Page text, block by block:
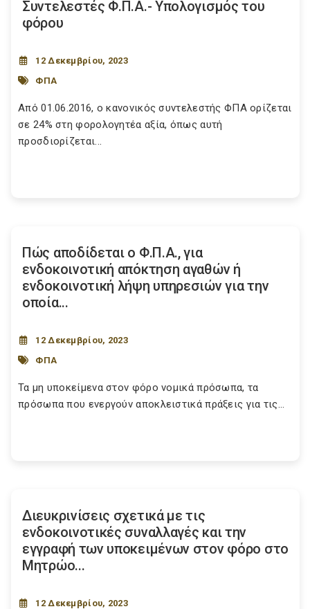
Συντελεστές Φ.Π.Α.- Υπολογισμός του
φόρου
12 Δεκεμβρίου, 2023
ΦΠΑ
Από 01.06.2016, ο κανονικός συντελεστής ΦΠΑ ορίζεται
σε 24% στη φορολογητέα αξία, όπως αυτή
προσδιορίζεται...
Πώς αποδίδεται ο Φ.Π.Α., για
ενδοκοινοτική απόκτηση αγαθών ή
ενδοκοινοτική λήψη υπηρεσιών για την
οποία...
12 Δεκεμβρίου, 2023
ΦΠΑ
Τα μη υποκείμενα στον φόρο νομικά πρόσωπα, τα
πρόσωπα που ενεργούν αποκλειστικά πράξεις για τις...
Διευκρινίσεις σχετικά με τις
ενδοκοινοτικές συναλλαγές και την
εγγραφή των υποκειμένων στον φόρο στο
Μητρώο...
12 Δεκεμβρίου, 2023